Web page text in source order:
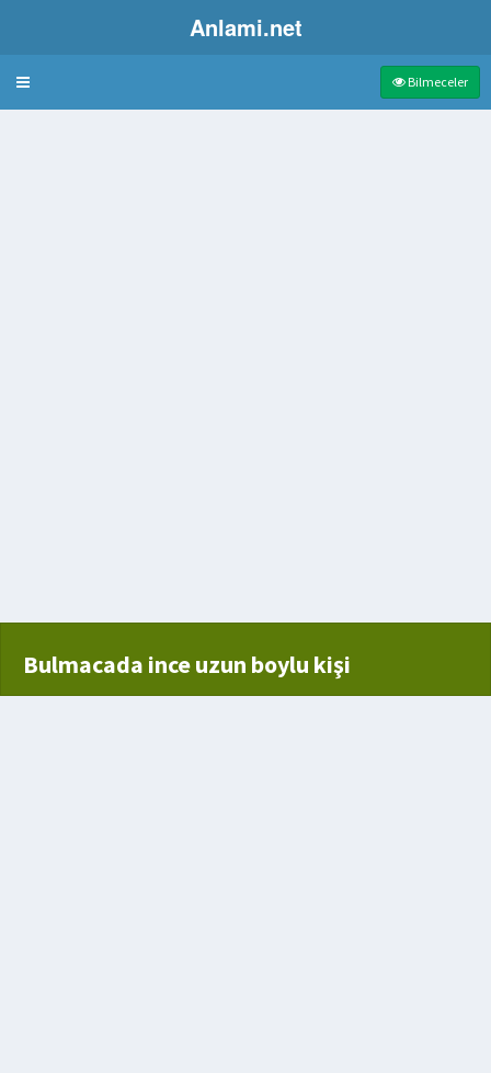
Anlami.net
Bulmaca Bilmeceler
Bulmacada ince uzun boylu kişi